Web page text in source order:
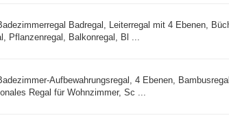
Badregal, Leiterregal mit 4 Ebenen,
Pflanzenregal, Balkonregal, Bl ...
Aufbewahrungsregal, 4 Ebenen,
Regal für Wohnzimmer, Sc ...